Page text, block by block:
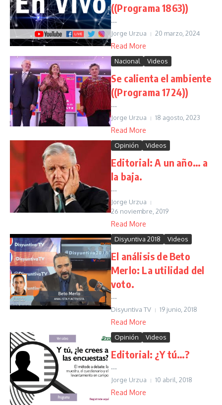
((Programa 1863))
...
Jorge Urzua 20 marzo, 2024
Read More
Nacional Videos
Se calienta el ambiente
((Programa 1724))
...
Jorge Urzua 18 agosto, 2023
Read More
Opinión Videos
Editorial: A un año… a
la baja.
...
Jorge Urzua
26 noviembre, 2019
Read More
Disyuntiva 2018 Videos
El análisis de Beto
Merlo: La utilidad del
voto.
...
Disyuntiva TV 19 junio, 2018
Read More
Opinión Videos
Editorial: ¿Y tú…?
...
Jorge Urzua 10 abril, 2018
Read More